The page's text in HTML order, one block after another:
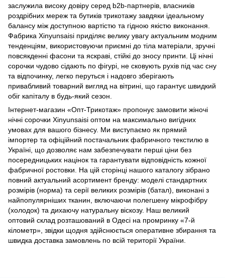
заслужила високу довіру серед b2b-партнерів, власників
роздрібних мереж та бутиків трикотажу завдяки ідеальному
балансу між доступною вартістю та гідною якістю виконання.
Фабрика Xinyunsaisi приділяє велику увагу актуальним модним
тенденціям, використовуючи приємні до тіла матеріали, зручні
повсякденні фасони та яскраві, стійкі до зносу принти. Ці нічні
сорочки чудово сідають по фігурі, не сковують рухів під час сну
та відпочинку, легко перуться і надовго зберігають
привабливий товарний вигляд на вітрині, що гарантує швидкий
обіг капіталу в будь-який сезон.
Інтернет-магазин «Опт-Трикотаж» пропонує замовити жіночі
нічні сорочки Xinyunsaisi оптом на максимально вигідних
умовах для вашого бізнесу. Ми виступаємо як прямий
імпортер та офіційний постачальник фабричного текстилю в
Україні, що дозволяє нам забезпечувати перші ціни без
посередницьких націнок та гарантувати відповідність кожної
фабричної ростовки. На цій сторінці нашого каталогу зібрано
повний актуальний асортимент бренду: моделі стандартних
розмірів (норма) та серії великих розмірів (батал), виконані з
найпопулярніших тканин, включаючи полегшену мікрофібру
(холодок) та дихаючу натуральну віскозу. Наш великий
оптовий склад розташований в Одесі на промринку «7-й
кілометр», звідки щодня здійснюється оперативне збирання та
швидка доставка замовлень по всій території України.